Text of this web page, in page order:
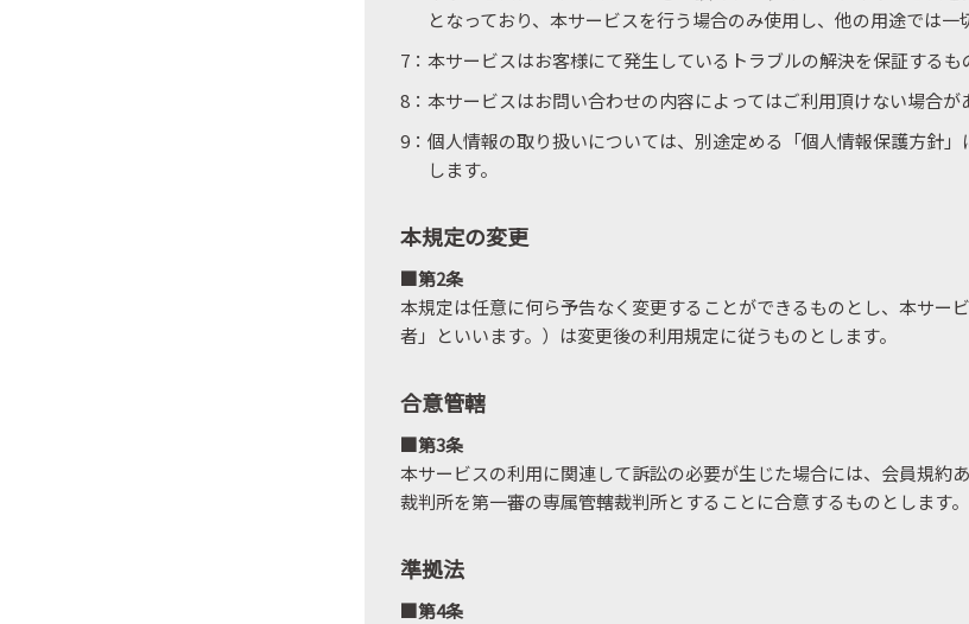
となっており、本サービスを行う場合のみ使用し、他の用途では一
7：本サービスはお客様にて発生しているトラブルの解決を保証するも
8：本サービスはお問い合わせの内容によってはご利用頂けない場合が
9：個人情報の取り扱いについては、別途定める「個人情報保護方針
します。
本規定の変更
■第2条
本規定は任意に何ら予告なく変更することができるものとし、本サー
者」といいます。）は変更後の利用規定に従うものとします。
合意管轄
■第3条
本サービスの利用に関連して訴訟の必要が生じた場合には、会員規約
裁判所を第一審の専属管轄裁判所とすることに合意するものとします。
準拠法
■第4条